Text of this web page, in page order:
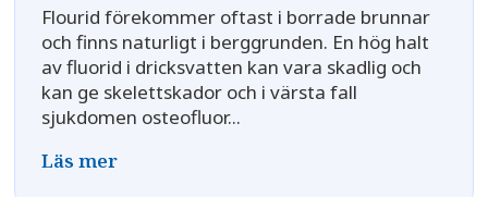
Flourid förekommer oftast i borrade brunnar
och finns naturligt i berggrunden. En hög halt
av fluorid i dricksvatten kan vara skadlig och
kan ge skelettskador och i värsta fall
sjukdomen osteofluor...
Läs mer